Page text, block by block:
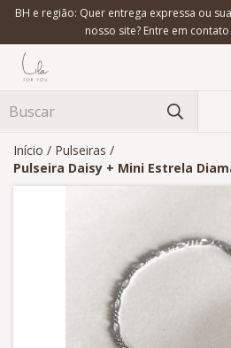
BH e região: Quer entrega expressa ou
nosso site? Entre em
Início / Pulseiras /
Pulseira Daisy + Mini Estrela